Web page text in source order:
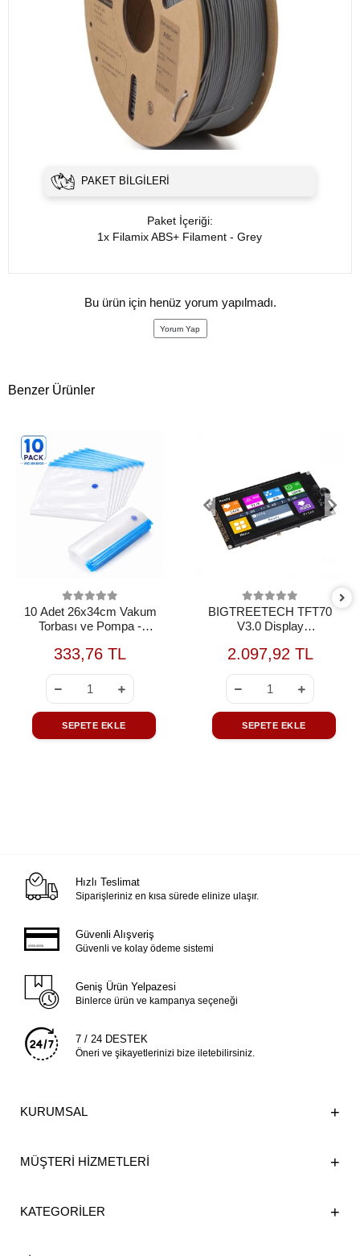
PAKET BILGILERI
Paket İçeriği:
1x Filamix ABS+ Filament - Grey
Bu ürün için henüz yorum yapılmadı.
Yorum Yap
Benzer Ürünler
10 Adet 26x34cm Vakum
Torbası ve Pompa -
DEĞİLDİR
333,76 TL
SEPETE EKLE
BIGTREETECH TFT70
V3.0 Display
OUTLET
2.097,92 TL
SEPETE EKLE
Hızlı Teslimat
Siparişleriniz en kısa sürede elinize ulaşır.
Güvenli Alışveriş
Güvenli ve kolay ödeme sistemi
Geniş Ürün Yelpazesi
Binlerce ürün ve kampanya seçeneği
7 / 24 DESTEK
Öneri ve şikayetlerinizi bize iletebilirsiniz.
KURUMSAL
MÜŞTERİ HİZMETLERİ
KATEGORİLER